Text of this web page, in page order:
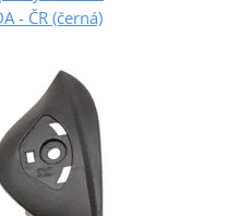
- ČR (černá)